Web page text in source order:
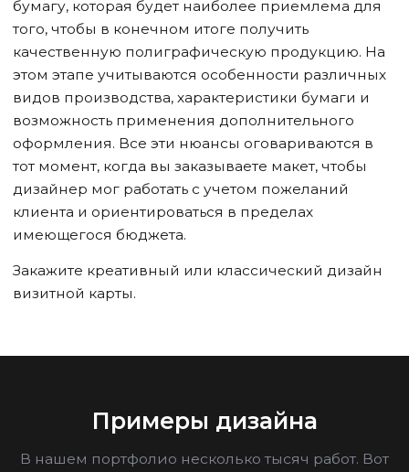
бумагу, которая будет наиболее приемлема для
того, чтобы в конечном итоге получить
качественную полиграфическую продукцию. На
этом этапе учитываются особенности различных
видов производства, характеристики бумаги и
возможность применения дополнительного
оформления. Все эти нюансы оговариваются в
тот момент, когда вы заказываете макет, чтобы
дизайнер мог работать с учетом пожеланий
клиента и ориентироваться в пределах
имеющегося бюджета.
Закажите креативный или классический дизайн
визитной карты.
Примеры дизайна
В нашем портфолио несколько тысяч работ. Вот